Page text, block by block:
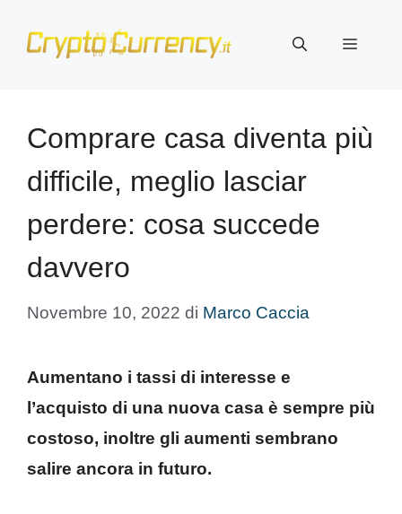
Menu
Comprare casa diventa più
difficile, meglio lasciar
perdere: cosa succede
davvero
Novembre 10, 2022 di Marco Caccia
Aumentano i tassi di interesse e
l’acquisto di una nuova casa è sempre più
costoso, inoltre gli aumenti sembrano
salire ancora in futuro.